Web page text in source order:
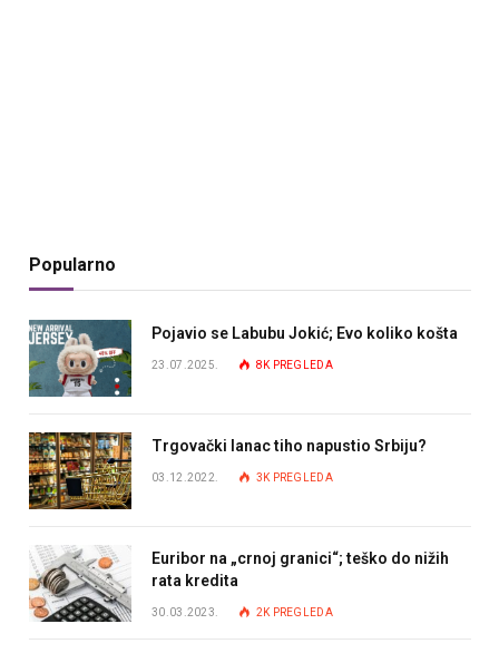
Popularno
Pojavio se Labubu Jokić; Evo koliko košta
23.07.2025. 8K PREGLEDA
Trgovački lanac tiho napustio Srbiju?
03.12.2022. 3K PREGLEDA
Euribor na „crnoj granici“; teško do nižih
rata kredita
30.03.2023. 2K PREGLEDA